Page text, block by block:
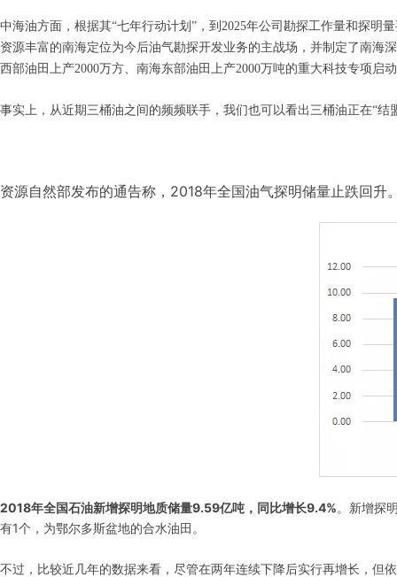
中海油方面，根据其“七年行动计划”，到2025年公司勘探工作量和探明
资源丰富的南海定位为今后油气勘探开发业务的主战场，并制定了南海
西部油田上产2000万方、南海东部油田上产2000万吨的重大科技专项
事实上，从近期三桶油之间的频频联手，我们也可以看出三桶油正在“
资源自然部发布的通告称，2018年全国油气探明储量止跌回
2018年全国石油新增探明地质储量9.59亿吨，同比增长9.4%。新增探
有1个，为鄂尔多斯盆地的合水油田。
不过，比较近几年的数据来看，尽管在两年连续下降后实行再增长，